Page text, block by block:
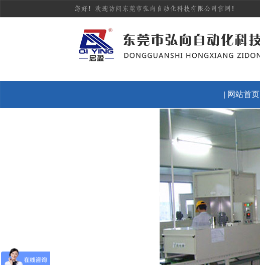
| 网站首页